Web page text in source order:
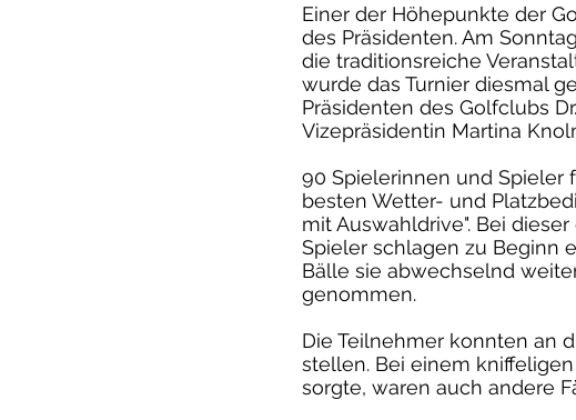
Einer der Höhepunkte der
des Präsidenten. Am
die traditionsreiche
wurde das Turnier diesmal
Präsidenten des Golfclubs
Vizepräsidentin Martina
90 Spielerinnen und Spieler
besten Wetter- und
mit Auswahldrive". Bei
Spieler schlagen zu Beginn
Bälle sie abwechselnd
genommen.
Die Teilnehmer konnten an
stellen. Bei einem
sorgte, waren auch andere